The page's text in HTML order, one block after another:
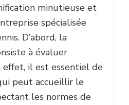
minutieuse et
spécialisée
D’abord, la
à évaluer
effet, il est essentiel de
peut accueillir le
les normes de